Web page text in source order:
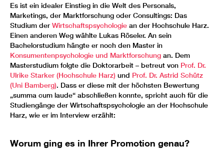
Es ist ein idealer Einstieg in die Welt des Personals,
Marketings, der Marktforschung oder Consultings: Das
Studium der Wirtschaftspsychologie an der Hochschule Harz.
Einen anderen Weg wählte Lukas Röseler. An sein
Bachelorstudium hängte er noch den Master in
Konsumentenpsychologie und Marktforschung an. Dem
Masterstudium folgte die Doktorarbeit – betreut von Prof. Dr.
Ulrike Starker (Hochschule Harz) und Prof. Dr. Astrid Schütz
(Uni Bamberg). Dass er diese mit der höchsten Bewertung
„summa cum laude“ abschließen konnte, spricht auch für die
Studiengänge der Wirtschaftspsychologie an der Hochschule
Harz, wie er im Interview erzählt:
Worum ging es in Ihrer Promotion genau?